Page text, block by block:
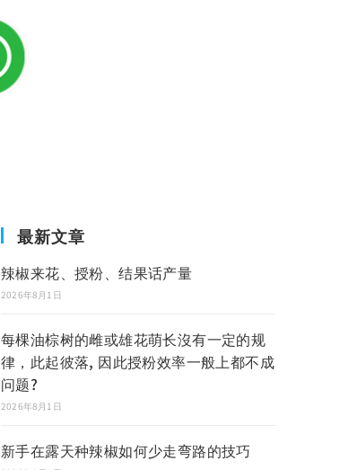
最新文章
辣椒来花、授粉、结果话产量
2026年8月1日
每棵油棕树的雌或雄花萌长沒有一定的规
律，此起彼落, 因此授粉效率一般上都不成
问题?
2026年8月1日
新手在露天种辣椒如何少走弯路的技巧